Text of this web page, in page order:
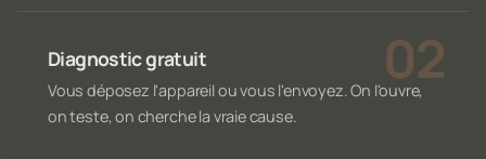
Diagnostic gratuit
Vous déposez l'appareil ou vous l'envoyez. On l'ouvre,
on teste, on cherche la vraie cause.